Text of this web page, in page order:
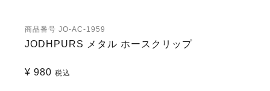
商品番号 JO-AC-1959
JODHPURS メタル ホースクリップ
¥ 980 税込